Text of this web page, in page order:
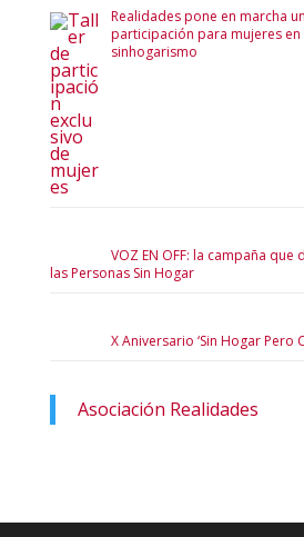
Realidades pone en marcha
participación para mujeres en
sinhogarismo
VOZ EN OFF: la campaña
las Personas Sin Hogar
X Aniversario ‘Sin Hogar Pero
Asociación Realidades